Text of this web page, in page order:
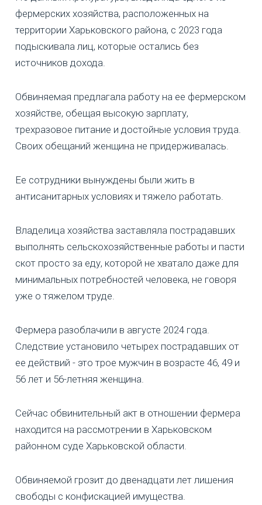
фермерских хозяйства, расположенных на
территории Харьковского района, с 2023 года
подыскивала лиц, которые остались без
источников дохода.
Обвиняемая предлагала работу на ее фермерском
хозяйстве, обещая высокую зарплату,
трехразовое питание и достойные условия труда.
Своих обещаний женщина не придерживалась.
Ее сотрудники вынуждены были жить в
антисанитарных условиях и тяжело работать.
Владелица хозяйства заставляла пострадавших
выполнять сельскохозяйственные работы и пасти
скот просто за еду, которой не хватало даже для
минимальных потребностей человека, не говоря
уже о тяжелом труде.
Фермера разоблачили в августе 2024 года.
Следствие установило четырех пострадавших от
ее действий - это трое мужчин в возрасте 46, 49 и
56 лет и 56-летняя женщина.
Сейчас обвинительный акт в отношении фермера
находится на рассмотрении в Харьковском
районном суде Харьковской области.
Обвиняемой грозит до двенадцати лет лишения
свободы с конфискацией имущества.